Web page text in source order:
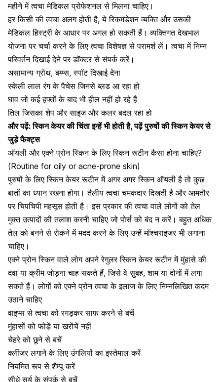
महीने में त्वचा मेडिकल प्रोफेशनल से मिलना चाहिए।
हर किसी की त्वचा अलग होती है, ये रिकमंडेशन व्यक्ति और उसकी
मेडिकल हिस्ट्री के आधार पर अगल हो सकती हैं। व्यक्तिगत देखभाल
योजना पर चर्चा करने के लिए त्वचा विशेषज्ञ से परामर्श लें। त्वचा में निम्न
परिवर्तन दिखाई देने पर डॉक्टर से संपर्क करें।
असामान्य ग्रोथ, बम्प्स, स्पॉट दिखाई देना
स्केली लाल रंग के पैचेस जिनसे ब्लड आ रहा हो
घाव जो कई हफ्तों के बाद भी हील नहीं हो रहे हैं
तिल जिसका शेप और साइज और कलर बदल रहा हो
और पढ़ें:स्किन केयर की चिंता इन्हें भी होती है, पढ़ें पुरुषों की स्किन केयर से
जुड़े फैक्ट्स
ऑयली और एक्ने प्रोन स्किन के लिए स्किन रूटीन कैसा होना चाहिए?
(Routine for oily or acne-prone skin)
पुरुषों के लिए स्किन केयर रूटीन में अगर अगर स्किन ऑयली है तो कुछ
बातों का ध्यान रखना होगा। तैलीय त्वचा चमकदार दिखती है और आमतौर
पर चिपचिपी महसूस होती है। इस प्रकार की त्वचा वाले लोगों को तेल
मुक्त उत्पादों की तलाश करनी चाहिए जो पोर्स को बंद न करें। बहुत अधिक
तेल को बनने से रोकने में मदद करने के लिए उन्हें मॉश्चराइजर भी लगाना
चाहिए।
एक्ने प्रोन स्किन वाले लोग अपने रेगुलर स्किन केयर रूटीन में मुंहासे की
दवा या क्रीम जोड़ना चाह सकते हैं, जिसे वे सुबह, शाम या दोनों में लगा
सकते हैं। लोगों को एक्ने प्रोन त्वचा के इलाज के लिए निम्नलिखित कदम
उठाने चाहिए
वाइप्स से त्वचा को रगड़कर साफ करने से बचें
मुंहासों को फोड़ें या खरोंचें नहीं
चेहरे को छूने से बचें
क्लींजर लगाने के लिए उंगलियों का इस्तेमाल करें
नियमित रूप से शैम्पू करें
सीधे सूर्य के संपर्क से बचें